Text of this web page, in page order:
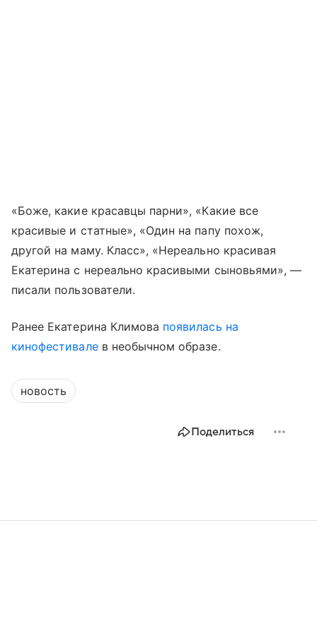
«Боже, какие красавцы парни», «Какие все
красивые и статные», «Один на папу похож,
другой на маму. Класс», «Нереально красивая
Екатерина с нереально красивыми сыновьями», —
писали пользователи.
Ранее Екатерина Климова появилась на
кинофестивалев необычном образе.
новость
Поделиться